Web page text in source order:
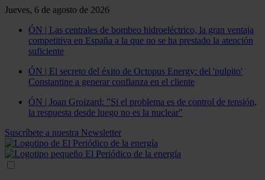
Jueves, 6 de agosto de 2026
ÓN | Las centrales de bombeo hidroeléctrico, la gran ventaja
competitiva en España a la que no se ha prestado la atención
suficiente
ÓN | El secreto del éxito de Octopus Energy: del 'pulpito'
Constantine a generar confianza en el cliente
ÓN | Joan Groizard: "Si el problema es de control de tensión,
la respuesta desde luego no es la nuclear"
Suscríbete a nuestra Newsletter